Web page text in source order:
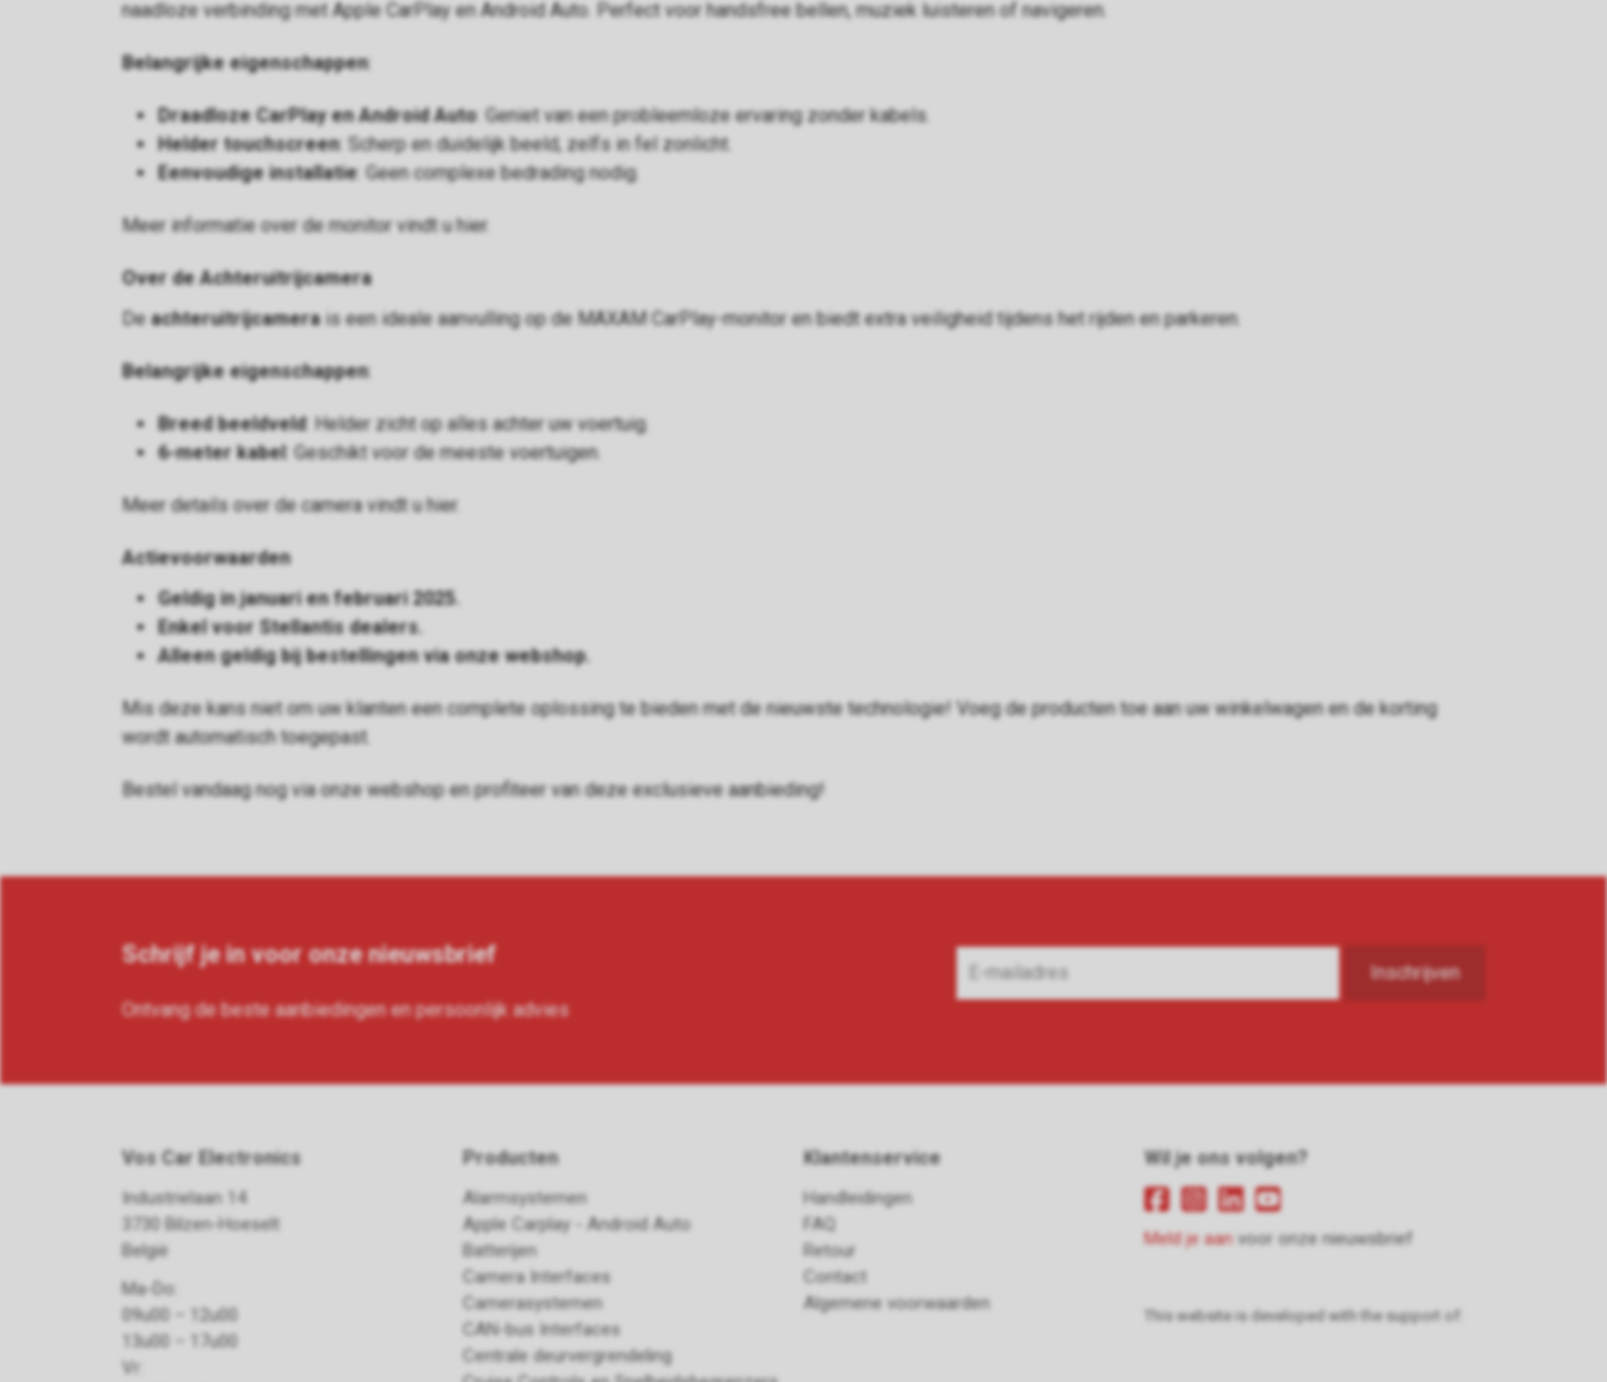
naadloze verbinding met Apple CarPlay en Android Auto. Perfect voor handsfree bellen, muziek luisteren of navigeren.
Belangrijke eigenschappen:
Draadloze CarPlay en Android Auto: Geniet van een probleemloze ervaring zonder kabels.
Helder touchscreen: Scherp en duidelijk beeld, zelfs in fel zonlicht.
Eenvoudige installatie: Geen complexe bedrading nodig.
Meer informatie over de monitor vindt uhier.
Over de Achteruitrijcamera
Deachteruitrijcamerais een ideale aanvulling op de MAXAM CarPlay-monitor en biedt extra veiligheid tijdens het rijden en parkeren.
Belangrijke eigenschappen:
Breed beeldveld: Helder zicht op alles achter uw voertuig.
6-meter kabel: Geschikt voor de meeste voertuigen.
Meer details over de camera vindt uhier.
Actievoorwaarden
Geldig in januari en februari 2025.
Enkel voor Stellantis dealers.
Alleen geldig bij bestellingen via onze webshop.
Mis deze kans niet om uw klanten een complete oplossing te bieden met de nieuwste technologie! Voeg de producten toe aan uw winkelwagen en de korting
wordt automatisch toegepast.
Bestel vandaag nog via onze webshop en profiteer van deze exclusieve aanbieding!
Schrijf je in voor onze nieuwsbrief
Ontvang de beste aanbiedingen en persoonlijk advies
Vos Car Electronics
Industrielaan 14
3730 Bilzen-Hoeselt
België
Ma-Do:
09u00 – 12u00
13u00 – 17u00
Vr:
Producten
Alarmsystemen
Apple Carplay - Android Auto
Batterijen
Camera Interfaces
Camerasystemen
CAN-bus Interfaces
Centrale deurvergrendeling
Klantenservice
Handleidingen
FAQ
Retour
Contact
Algemene voorwaarden
Wil je ons volgen?
Meld je aanvoor onze nieuwsbrief
This website is developed with the support of: